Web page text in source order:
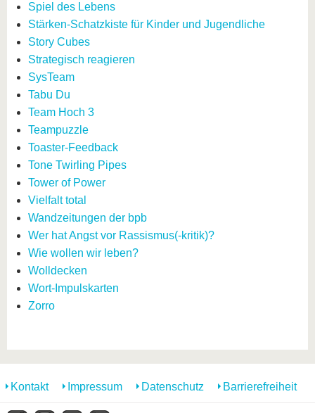
Spiel des Lebens
Stärken-Schatzkiste für Kinder und Jugendliche
Story Cubes
Strategisch reagieren
SysTeam
Tabu Du
Team Hoch 3
Teampuzzle
Toaster-Feedback
Tone Twirling Pipes
Tower of Power
Vielfalt total
Wandzeitungen der bpb
Wer hat Angst vor Rassismus(-kritik)?
Wie wollen wir leben?
Wolldecken
Wort-Impulskarten
Zorro
Kontakt Impressum Datenschutz Barrierefreiheit